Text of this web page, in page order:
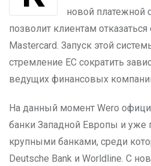
новой платежной
позволит клиентам отказаться
Mastercard. Запуск этой
стремление ЕС сократить
ведущих финансовых
На данный момент Wero
банки Западной Европы и уже
крупными банками, среди
Deutsche Bank и Worldline. С